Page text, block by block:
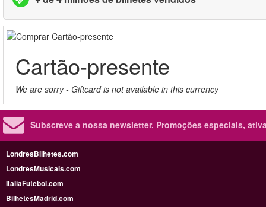
Cartão-presente
We are sorry - Giftcard is not available in this currency
Subscreve a nossa newsletter. Promoções especiais,
LondresBilhetes.com
LondresMusicais.com
ItaliaFutebol.com
BilhetesMadrid.com